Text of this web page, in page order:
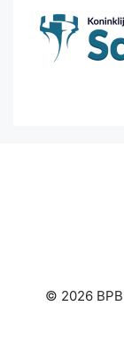
© 2026